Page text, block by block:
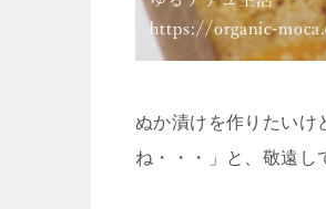
ぬか漬けを作りたいけ
ね・・・」と、敬遠し